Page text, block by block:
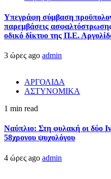
Υπεγράφη σύμβαση
παρεμβάσεις
οδικό δίκτυο της Π.Ε.
3 ώρες ago admin
ΑΡΓΟΛΙΔΑ
ΑΣΤΥΝΟΜΙΚΑ
1 min read
Ναύπλιο: Στη φυλακή οι δύο
58χρονου ψυχολόγου
4 ώρες ago admin